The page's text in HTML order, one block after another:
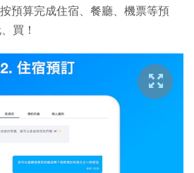
預算完成住宿、餐廳、機票等預
買！